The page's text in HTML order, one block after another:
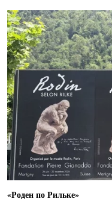
«Роден по Рильке»